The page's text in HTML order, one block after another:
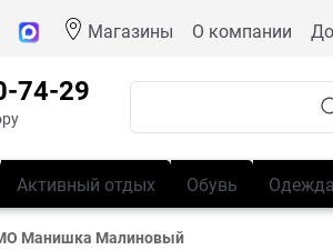
Магазины О компании
74-29
Активный отдых Обувь Одежда
Манишка Малиновый